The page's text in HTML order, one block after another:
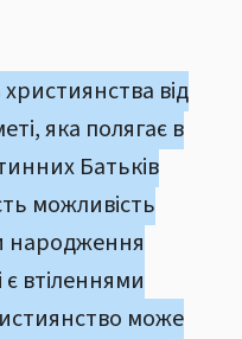
християнства від
яка полягає в
Батьків
можливість
народження
втіленнями
може